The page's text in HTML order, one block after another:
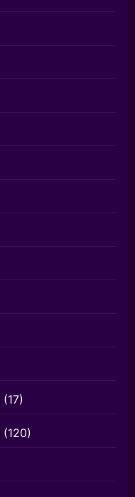
(17)
(120)